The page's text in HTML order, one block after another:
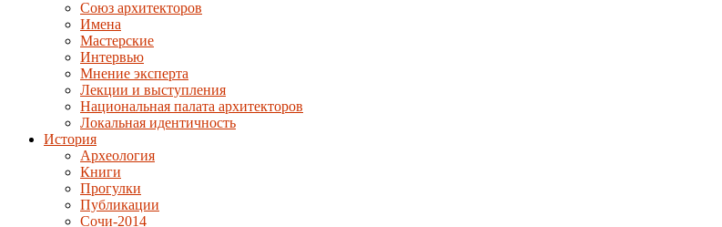
Союз архитекторов
Имена
Мастерские
Интервью
Мнение эксперта
Лекции и выступления
Национальная палата архитекторов
Локальная идентичность
История
Археология
Книги
Прогулки
Публикации
Сочи-2014